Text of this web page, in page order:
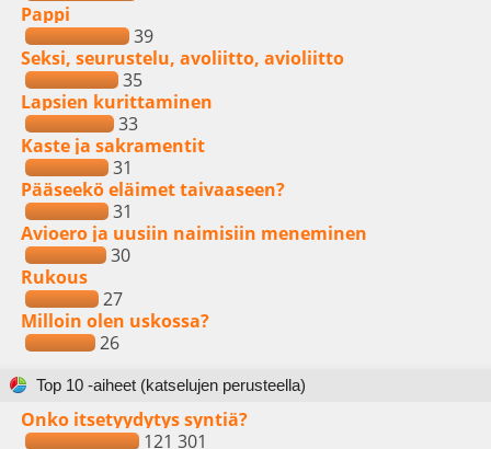
Pappi
39
Seksi, seurustelu, avoliitto, avioliitto
35
Lapsien kurittaminen
33
Kaste ja sakramentit
31
Pääseekö eläimet taivaaseen?
31
Avioero ja uusiin naimisiin meneminen
30
Rukous
27
Milloin olen uskossa?
26
Top 10 -aiheet (katselujen perusteella)
Onko itsetyydytys syntiä?
121 301